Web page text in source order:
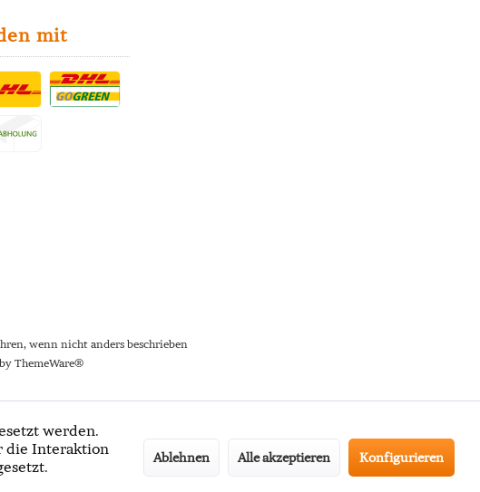
mit
wenn nicht anders beschrieben
ThemeWare®
werden.
die Interaktion
Ablehnen Alle akzeptieren Konfigurieren